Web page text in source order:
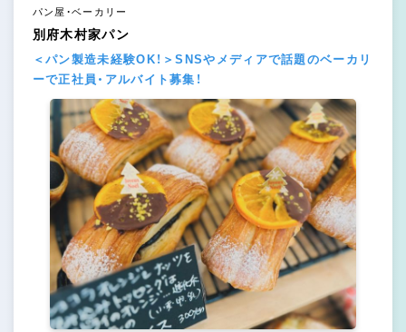
パン屋・ベーカリー
別府木村家パン
＜パン製造未経験OK！＞SNSやメディアで話題のベーカリ
ーで正社員・アルバイト募集！